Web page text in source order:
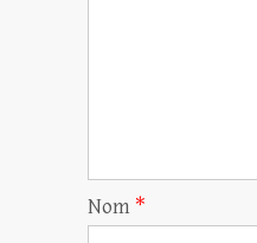
Nom *